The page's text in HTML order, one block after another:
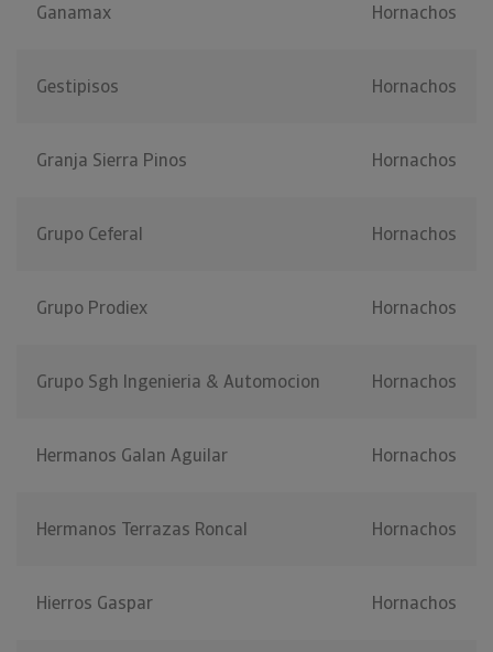
Ganamax Hornachos
Gestipisos Hornachos
Granja Sierra Pinos Hornachos
Grupo Ceferal Hornachos
Grupo Prodiex Hornachos
Grupo Sgh Ingenieria & Automocion Hornachos
Hermanos Galan Aguilar Hornachos
Hermanos Terrazas Roncal Hornachos
Hierros Gaspar Hornachos